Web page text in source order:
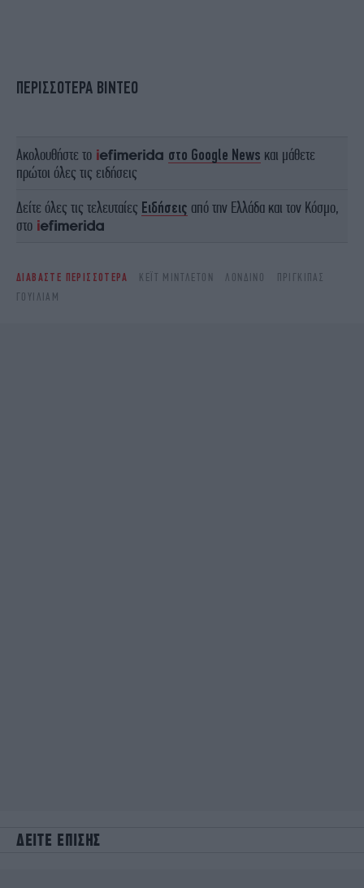
ΠΕΡΙΣΣΟΤΕΡΑ ΒΙΝΤΕΟ
Ακολουθήστε το στο Google News και μάθετε
πρώτοι όλες τις ειδήσεις
Δείτε όλες τις τελευταίες Ειδήσεις από την Ελλάδα και τον Κόσμο,
στο
ΔΙΑΒΑΣΤΕ ΠΕΡΙΣΣΟΤΕΡΑ ΚΈΙΤ ΜΊΝΤΛΕΤΟΝ ΛΟΝΔΊΝΟ
ΠΡΊΓΚΙΠΑΣ
ΓΟΥΊΛΙΑΜ
ΔΕΙΤΕ ΕΠΙΣΗΣ